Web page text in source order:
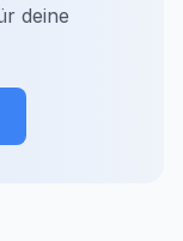
deine